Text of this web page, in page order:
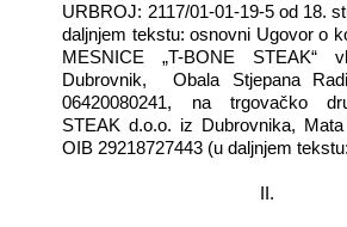
URBROJ: 2117/01-01-19-5 od 18.
daljnjem tekstu: osnovni Ugovor o
MESNICE „T-BONE STEAK“
Dubrovnik,
Obala Stjepana
06420080241, na trgovačko
STEAK d.o.o. iz Dubrovnika,
OIB 29218727443 (u daljnjem
II.